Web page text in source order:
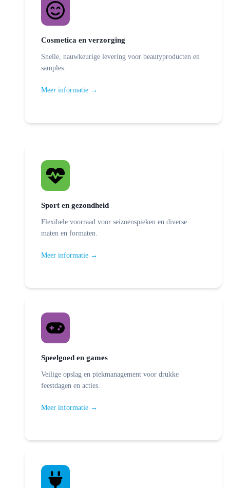
Cosmetica en verzorging
Snelle, nauwkeurige levering voor beautyproducten en
samples.
Meer informatie →
Sport en gezondheid
Flexibele voorraad voor seizoenspieken en diverse
maten en formaten.
Meer informatie →
Speelgoed en games
Veilige opslag en piekmanagement voor drukke
feestdagen en acties.
Meer informatie →